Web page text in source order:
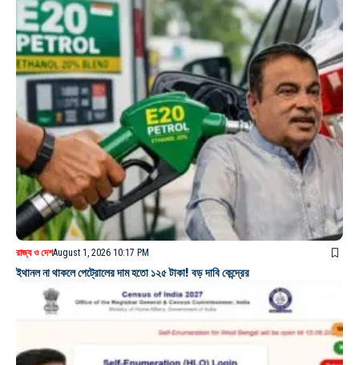
রাজ্য ও দেশAugust 1, 2026 10:17 PM
ইথানল না থাকলে পেট্রোলের দাম হতো ১২৫ টাকা! বড় দাবি কেন্দ্রের